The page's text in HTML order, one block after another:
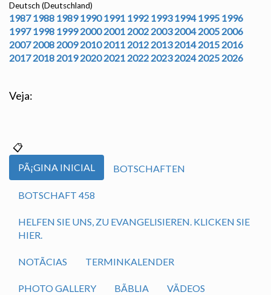
Deutsch (Deutschland)
1987 1988 1989 1990 1991 1992 1993 1994 1995 1996
1997 1998 1999 2000 2001 2002 2003 2004 2005 2006
2007 2008 2009 2010 2011 2012 2013 2014 2015 2016
2017 2018 2019 2020 2021 2022 2023 2024 2025 2026
Veja:
PÃ¡GINA INICIAL BOTSCHAFTEN
BOTSCHAFT 458
HELFEN SIE UNS, ZU EVANGELISIEREN. KLICKEN SIE
HIER.
NOTÃ­CIAS TERMINKALENDER
PHOTO GALLERY BÃ­BLIA VÃ­DEOS